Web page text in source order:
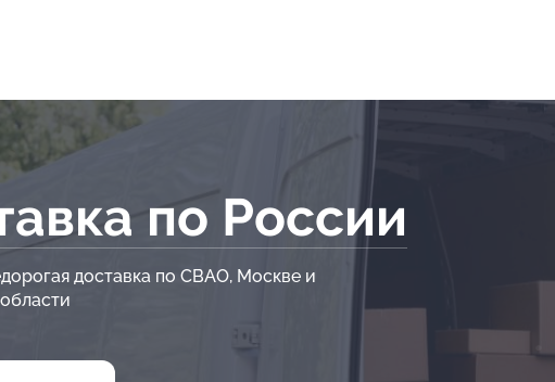
по России
доставка по СВАО, Москве и